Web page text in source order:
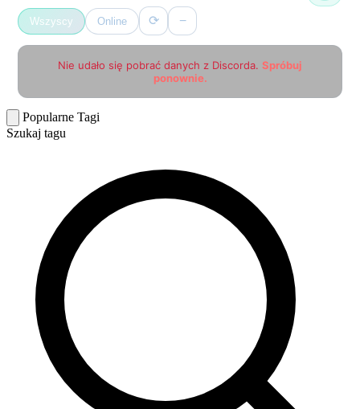
Wszyscy Online ⟳ −
Nie udało się pobrać danych z Discorda. Spróbuj
ponownie.
Popularne Tagi
Szukaj tagu